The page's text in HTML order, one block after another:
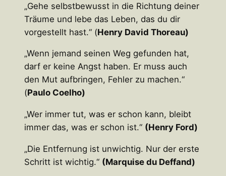
„Gehe selbstbewusst in die Richtung deiner
Träume und lebe das Leben, das du dir
vorgestellt hast.“ (Henry David Thoreau)
„Wenn jemand seinen Weg gefunden hat,
darf er keine Angst haben. Er muss auch
den Mut aufbringen, Fehler zu machen.“
(Paulo Coelho)
„Wer immer tut, was er schon kann, bleibt
immer das, was er schon ist.“ (Henry Ford)
„Die Entfernung ist unwichtig. Nur der erste
Schritt ist wichtig.“ (Marquise du Deffand)